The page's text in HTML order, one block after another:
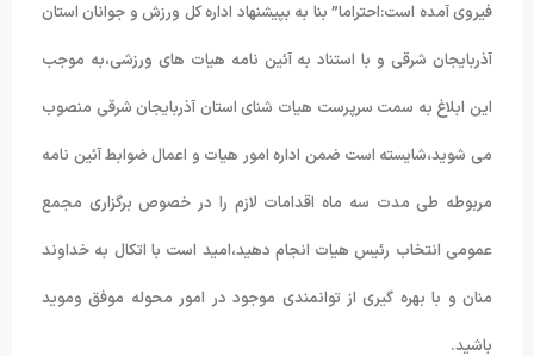
فیروی آمده است:احتراما” بنا به بپیشنهاد اداره کل ورزش و جوانان استان
آذربایجان شرقی و با استناد به آئین نامه هیات های ورزشی،به موجب
این ابلاغ به سمت سرپرست هیات شنای استان آذربایجان شرقی منصوب
می شوید،شایسته است ضمن اداره امور هیات و اعمال ضوابط آئین نامه
مربوطه طی مدت سه ماه اقدامات لازم را در خصوص برگزاری مجمع
عمومی انتخاب رئیس هیات انجام دهید،امید است با اتکال به خداوند
منان و با بهره گیری از توانمندی موجود در امور محوله موفق وموید
باشید.